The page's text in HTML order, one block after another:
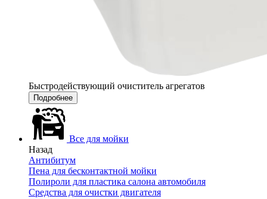
Быстродействующий очиститель агрегатов
Подробнее
Все для мойки
Назад
Антибитум
Пена для бесконтактной мойки
Полироли для пластика салона автомобиля
Средства для очистки двигателя